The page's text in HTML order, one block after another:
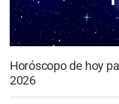
Horóscopo de hoy
2026